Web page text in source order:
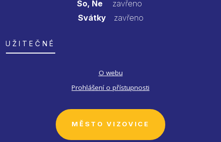
So, Ne zavřeno
Svátkyzavřeno
UŽITEČNÉ
O webu
Prohlášení o přístupnosti
MĚSTO VIZOVICE